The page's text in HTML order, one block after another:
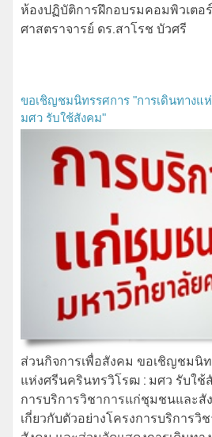
ห้องปฏิบัติการฝึกอบรมคอมพิวเตอ
ศาสตราจารย์ ดร.สาโรช บัวศรี
ขอเชิญชมนิทรรศการ "การเดินทางแ
มศว รับใช้สังคม"
ส่วนกิจการเพื่อสังคม ขอเชิญชมนิท
แห่งศรีนครินทรวิโรฒ : มศว รับใช้
การบริการวิชาการแก่ชุมชนและสั
เกี่ยวกับตัวอย่างโครงการบริการ